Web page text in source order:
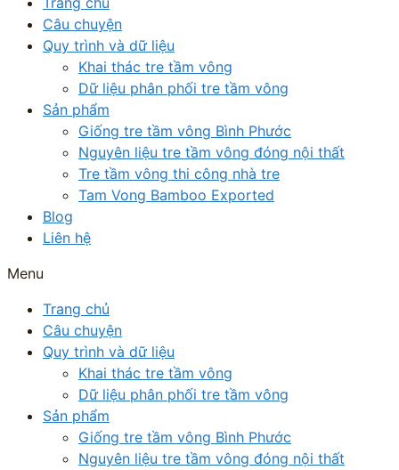
Câu chuyện
Quy trình và dữ liệu
Khai thác tre tầm vông
Dữ liệu phân phối tre tầm vông
Sản phẩm
Giống tre tầm vông Bình Phước
Nguyên liệu tre tầm vông đóng nội thất
Tre tầm vông thi công nhà tre
Tam Vong Bamboo Exported
Blog
Liên hệ
Menu
Trang chủ
Câu chuyện
Quy trình và dữ liệu
Khai thác tre tầm vông
Dữ liệu phân phối tre tầm vông
Sản phẩm
Giống tre tầm vông Bình Phước
Nguyên liệu tre tầm vông đóng nội thất